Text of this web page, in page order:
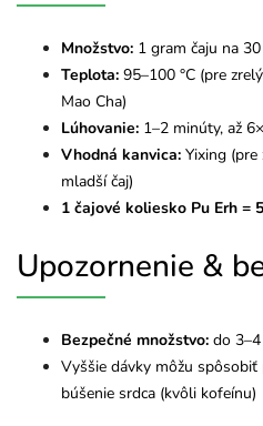
Množstvo: 1 gram čaju na
Teplota: 95–100 °C (pre
Mao Cha)
Lúhovanie: 1–2 minúty, až
Vhodná kanvica: Yixing (pre
mladší čaj)
1 čajové koliesko Pu Erh =
Upozornenie &
Bezpečné množstvo: do
Vyššie dávky môžu
búšenie srdca (kvôli kofeínu)